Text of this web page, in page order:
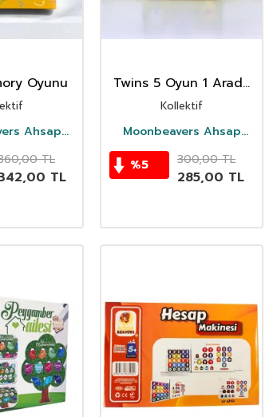
Oyunu
Ahsap
TL
TL
Twins 5 Oyun 1 Arada
Ahsap Oyuncak
Kollektif
Moonbeavers Ahsap
%5 300,00TL
285,00 TL